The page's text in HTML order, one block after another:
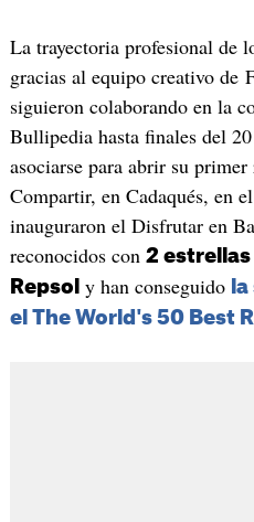
La trayectoria profesional de
gracias al equipo creativo de
siguieron colaborando en la
Bullipedia hasta finales del
asociarse para abrir su
Compartir, en Cadaqués, en
inauguraron el Disfrutar en
reconocidos con 2
Repsol y han conseguido
el The World's 50 Best